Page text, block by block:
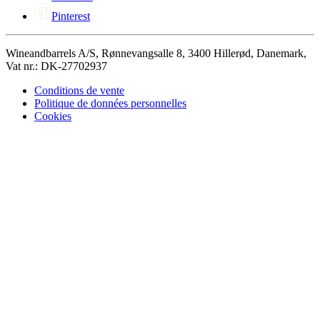
Pinterest
Wineandbarrels A/S, Rønnevangsalle 8, 3400 Hillerød, Danemark,
Vat nr.: DK-27702937
Conditions de vente
Politique de données personnelles
Cookies